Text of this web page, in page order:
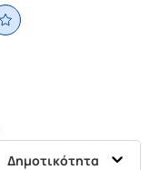
Δημοτικότητα